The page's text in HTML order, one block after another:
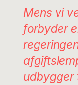
Mens vi
forbyder
udbygger